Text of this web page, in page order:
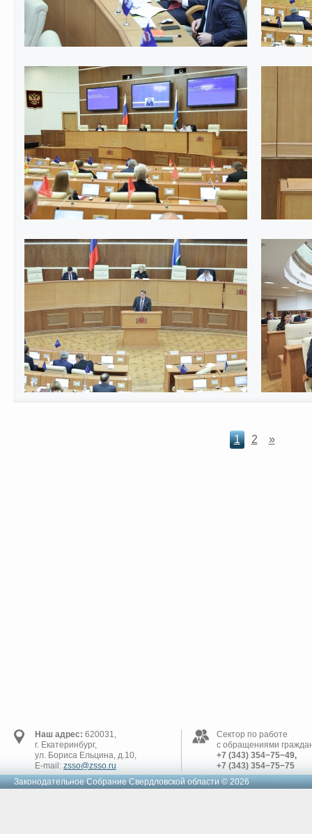
1 2 »
Наш адрес: 620031,
г. Екатеринбург,
ул. Бориса Ельцина, д.10,
E-mail: zsso@zsso.ru
Сектор по работе
с обращениями
+7 (343) 354−75−49,
+7 (343) 354−75−75
Законодательное Cобрание Свердловской области © 2026